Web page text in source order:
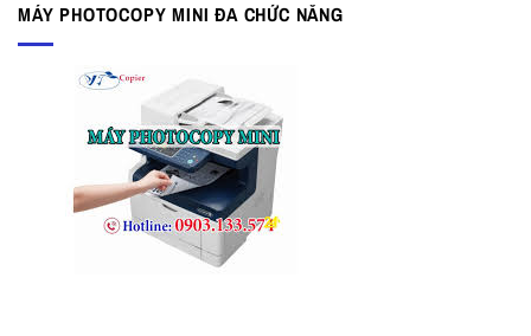
MÁY PHOTOCOPY MINI ĐA CHỨC NĂNG